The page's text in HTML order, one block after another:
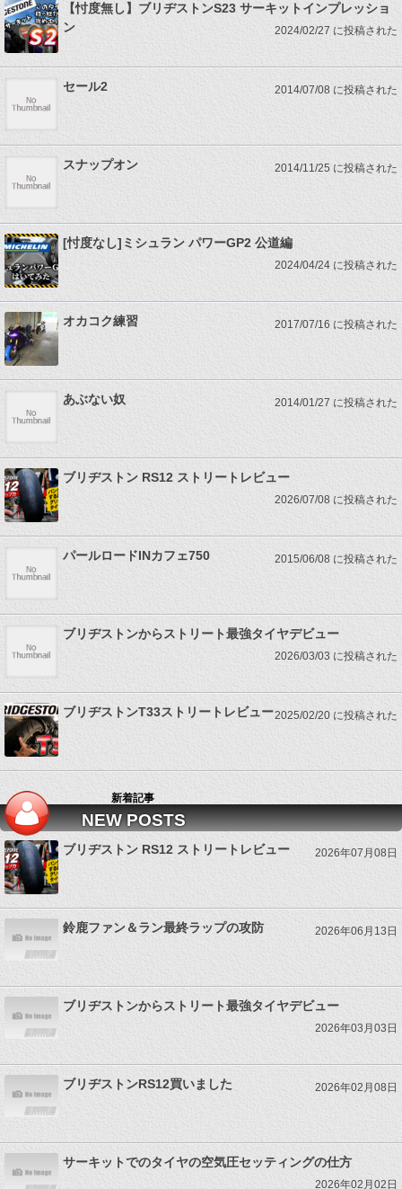
【忖度無し】ブリヂストンS23 サーキットインプレッショ
ン
2024/02/27 に投稿された
セール2 2014/07/08 に投稿された
スナップオン 2014/11/25 に投稿された
[忖度なし]ミシュラン パワーGP2 公道編
2024/04/24 に投稿された
オカコク練習 2017/07/16 に投稿された
あぶない奴 2014/01/27 に投稿された
ブリヂストン RS12 ストリートレビュー
2026/07/08 に投稿された
パールロードINカフェ750 2015/06/08 に投稿された
ブリヂストンからストリート最強タイヤデビュー
2026/03/03 に投稿された
ブリヂストンT33ストリートレビュー2025/02/20 に投稿された
新着記事
NEW POSTS
ブリヂストン RS12 ストリートレビュー 2026年07月08日
鈴鹿ファン＆ラン最終ラップの攻防 2026年06月13日
ブリヂストンからストリート最強タイヤデビュー
2026年03月03日
ブリヂストンRS12買いました 2026年02月08日
サーキットでのタイヤの空気圧セッティングの仕方
2026年02月02日